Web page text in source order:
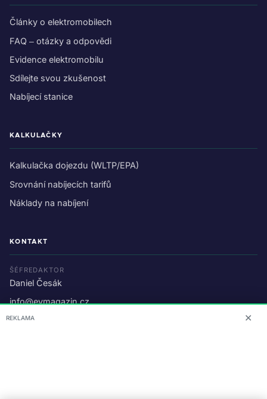
Články o elektromobilech
FAQ – otázky a odpovědi
Evidence elektromobilu
Sdílejte svou zkušenost
Nabíjecí stanice
KALKULAČKY
Kalkulačka dojezdu (WLTP/EPA)
Srovnání nabíjecích tarifů
Náklady na nabíjení
KONTAKT
ŠÉFREDAKTOR
Daniel Česák
info@evmagazin.cz
O nás
REKLAMA ✕